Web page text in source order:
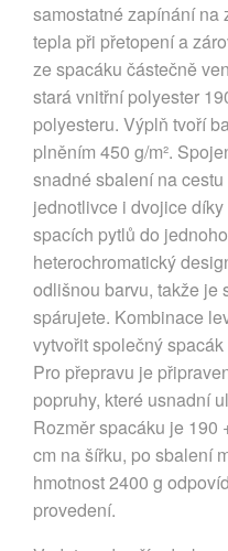
samostatné zapínání na
tepla při přetopení a
ze spacáku částečně
stará vnitřní polyester
polyesteru. Výplň tvoří
plněním 450 g/m².
snadné sbalení na
jednotlivce i dvojice
spacích pytlů do
heterochromatický
odlišnou barvu, takže je
spárujete. Kombinace
vytvořit společný
Pro přepravu je
popruhy, které usnadní
Rozměr spacáku je 190
cm na šířku, po sbalení
hmotnost 2400 g
provedení.